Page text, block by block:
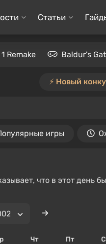
Статьи
Remake Baldur's
⚡️ Новый
игры
что в этот день
Чт Пт